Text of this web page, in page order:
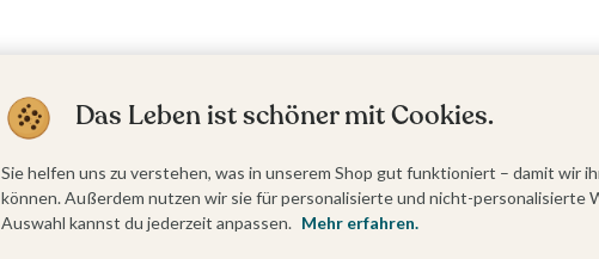
Das Leben ist schöner mit Cookies.
Sie helfen uns zu verstehen, was in unserem Shop gut funktioniert – damit wir
können. Außerdem nutzen wir sie für personalisierte und nicht-personalisierte
Auswahl kannst du jederzeit anpassen. Mehr erfahren.